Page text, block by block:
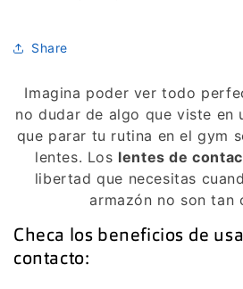
Share
Imagina poder ver todo
no dudar de algo que viste en
que parar tu rutina en el gym
lentes. Los lentes de
libertad que necesitas
armazón no son tan
Checa los beneficios de
contacto: